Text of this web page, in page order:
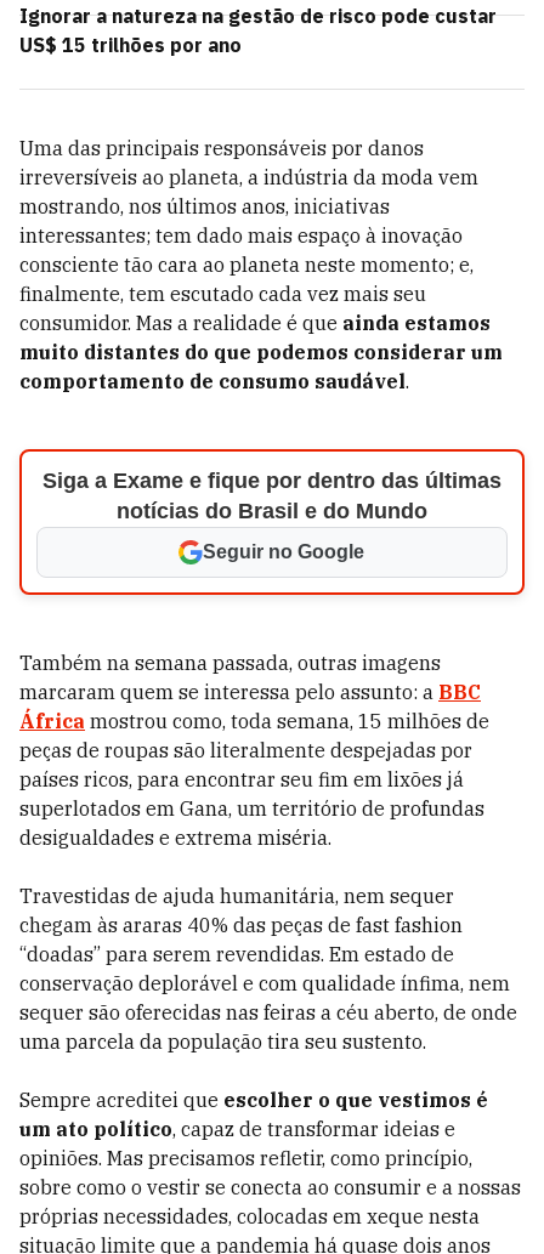
Ignorar a natureza na gestão de risco pode custar
US$ 15 trilhões por ano
Uma das principais responsáveis por danos
irreversíveis ao planeta, a indústria da moda vem
mostrando, nos últimos anos, iniciativas
interessantes; tem dado mais espaço à inovação
consciente tão cara ao planeta neste momento; e,
finalmente, tem escutado cada vez mais seu
consumidor. Mas a realidade é que ainda estamos
muito distantes do que podemos considerar um
comportamento de consumo saudável.
Siga a Exame e fique por dentro das últimas
notícias do Brasil e do Mundo
Seguir no Google
Também na semana passada, outras imagens
marcaram quem se interessa pelo assunto: a BBC
África mostrou como, toda semana, 15 milhões de
peças de roupas são literalmente despejadas por
países ricos, para encontrar seu fim em lixões já
superlotados em Gana, um território de profundas
desigualdades e extrema miséria.
Travestidas de ajuda humanitária, nem sequer
chegam às araras 40% das peças de fast fashion
“doadas” para serem revendidas. Em estado de
conservação deplorável e com qualidade ínfima, nem
sequer são oferecidas nas feiras a céu aberto, de onde
uma parcela da população tira seu sustento.
Sempre acreditei que escolher o que vestimos é
um ato político, capaz de transformar ideias e
opiniões. Mas precisamos refletir, como princípio,
sobre como o vestir se conecta ao consumir e a nossas
próprias necessidades, colocadas em xeque nesta
situação limite que a pandemia há quase dois anos